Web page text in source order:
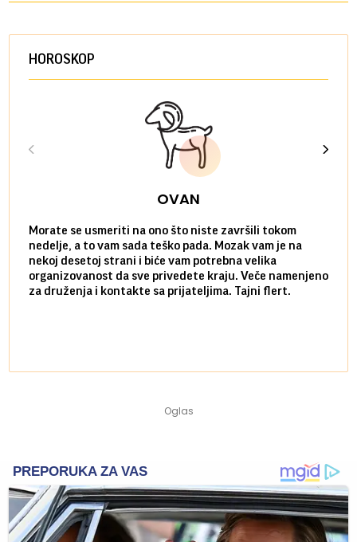
HOROSKOP
OVAN
Morate se usmeriti na ono što niste završili tokom
nedelje, a to vam sada teško pada. Mozak vam je na
nekoj desetoj strani i biće vam potrebna velika
organizovanost da sve privedete kraju. Veče namenjeno
za druženja i kontakte sa prijateljima. Tajni flert.